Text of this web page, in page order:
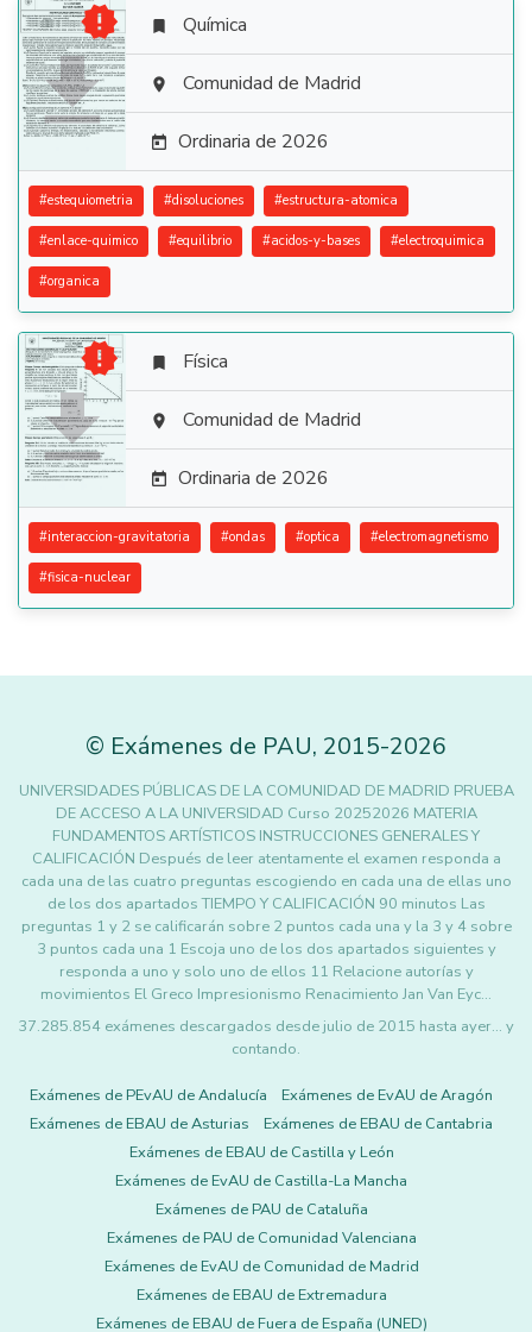

  Química
 Comunidad de Madrid
 Ordinaria de 2026
#estequiometria #disoluciones #estructura-atomica
#enlace-quimico #equilibrio #acidos-y-bases #electroquimica
#organica

  Física
 Comunidad de Madrid
 Ordinaria de 2026
#interaccion-gravitatoria #ondas #optica #electromagnetismo
#fisica-nuclear
© Exámenes de PAU, 2015-2026
UNIVERSIDADES PÚBLICAS DE LA COMUNIDAD DE MADRID PRUEBA
DE ACCESO A LA UNIVERSIDAD Curso 20252026 MATERIA
FUNDAMENTOS ARTÍSTICOS INSTRUCCIONES GENERALES Y
CALIFICACIÓN Después de leer atentamente el examen responda a
cada una de las cuatro preguntas escogiendo en cada una de ellas uno
de los dos apartados TIEMPO Y CALIFICACIÓN 90 minutos Las
preguntas 1 y 2 se calificarán sobre 2 puntos cada una y la 3 y 4 sobre
3 puntos cada una 1 Escoja uno de los dos apartados siguientes y
responda a uno y solo uno de ellos 11 Relacione autorías y
movimientos El Greco Impresionismo Renacimiento Jan Van Eyc…
37.285.854 exámenes descargados desde julio de 2015 hasta ayer... y
contando.
Exámenes de PEvAU de Andalucía
Exámenes de EvAU de Aragón
Exámenes de EBAU de Asturias
Exámenes de EBAU de Cantabria
Exámenes de EBAU de Castilla y León
Exámenes de EvAU de Castilla-La Mancha
Exámenes de PAU de Cataluña
Exámenes de PAU de Comunidad Valenciana
Exámenes de EvAU de Comunidad de Madrid
Exámenes de EBAU de Extremadura
Exámenes de EBAU de Fuera de España (UNED)